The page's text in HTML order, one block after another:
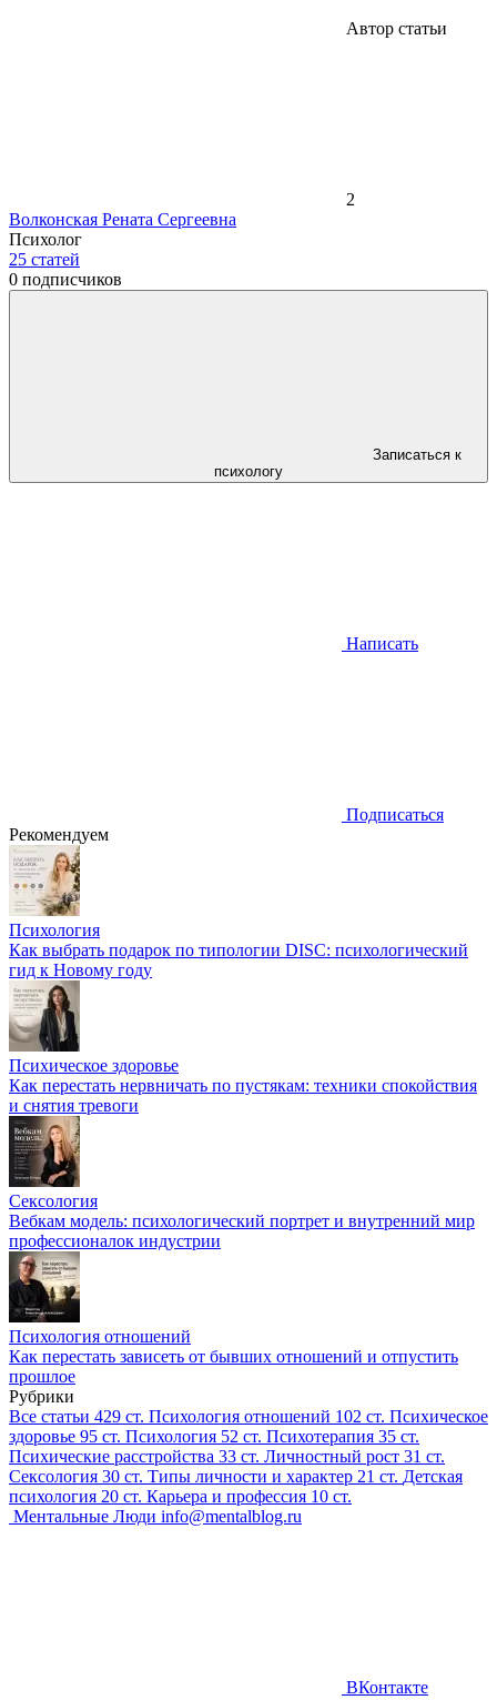
Автор статьи
2
Волконская Рената Сергеевна
Психолог
25 статей
0 подписчиков
психологу
Написать
Подписаться
Рекомендуем
Психология
Как выбрать подарок по типологии DISC: психологический
гид к Новому году
Психическое здоровье
Как перестать нервничать по пустякам: техники спокойствия
и снятия тревоги
Сексология
Вебкам модель: психологический портрет и внутренний мир
профессионалок индустрии
Психология отношений
Как перестать зависеть от бывших отношений и отпустить
прошлое
Рубрики
Все статьи 429 ст. Психология отношений 102 ст. Психическое
здоровье 95 ст. Психология 52 ст. Психотерапия 35 ст.
Психические расстройства 33 ст. Личностный рост 31 ст.
Сексология 30 ст. Типы личности и характер 21 ст. Детская
психология 20 ст. Карьера и профессия 10 ст.
Ментальные Люди info@mentalblog.ru
ВКонтакте